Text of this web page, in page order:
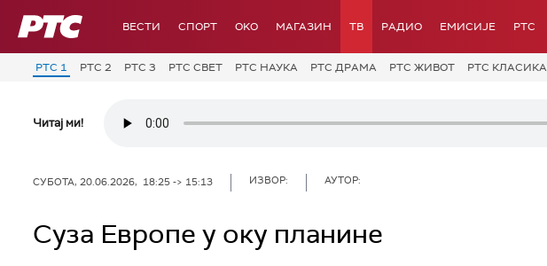
РТС ВЕСТИ СПОРТ OKO МАГАЗИН ТВ РАДИО ЕМИСИЈЕ РТС
РТС 1 РТС 2 РТС 3 РТС СВЕТ РТС НАУКА РТС ДРАМА РТС ЖИВОТ РТС КЛАСИКА
Читај ми!
СУБОТА, 20.06.2026, 18:25 -> 15:13 ИЗВОР: АУТОР:
Суза Европе у оку планине